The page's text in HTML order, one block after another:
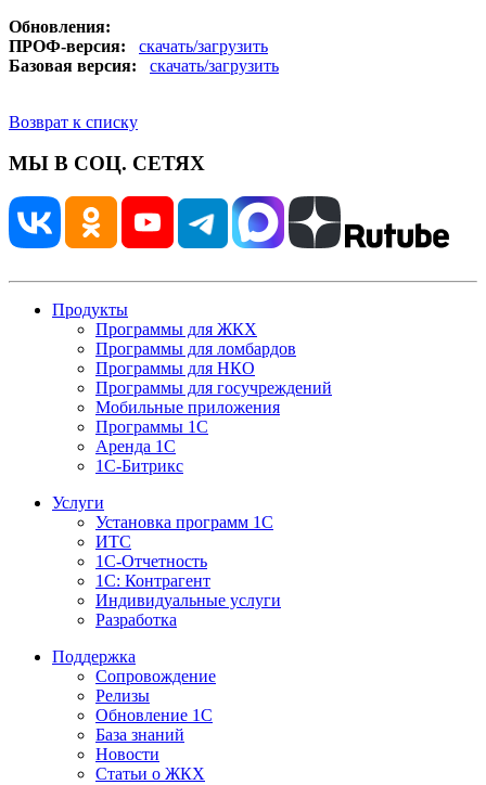
Обновления:
ПРОФ-версия:
скачать/загрузить
Базовая версия:
скачать/загрузить
Возврат к списку
МЫ В СОЦ. СЕТЯХ
Продукты
Программы для ЖКХ
Программы для ломбардов
Программы для НКО
Программы для госучреждений
Мобильные приложения
Программы 1С
Аренда 1С
1С-Битрикс
Услуги
Установка программ 1С
ИТС
1С-Отчетность
1С: Контрагент
Индивидуальные услуги
Разработка
Поддержка
Сопровождение
Релизы
Обновление 1С
База знаний
Новости
Статьи о ЖКХ